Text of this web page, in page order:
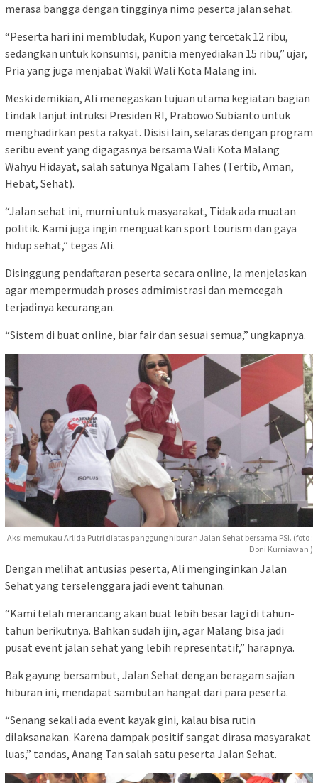
merasa bangga dengan tingginya nimo peserta jalan sehat.
“Peserta hari ini membludak, Kupon yang tercetak 12 ribu,
sedangkan untuk konsumsi, panitia menyediakan 15 ribu,” ujar,
Pria yang juga menjabat Wakil Wali Kota Malang ini.
Meski demikian, Ali menegaskan tujuan utama kegiatan bagian
tindak lanjut intruksi Presiden RI, Prabowo Subianto untuk
menghadirkan pesta rakyat. Disisi lain, selaras dengan program
seribu event yang digagasnya bersama Wali Kota Malang
Wahyu Hidayat, salah satunya Ngalam Tahes (Tertib, Aman,
Hebat, Sehat).
“Jalan sehat ini, murni untuk masyarakat, Tidak ada muatan
politik. Kami juga ingin menguatkan sport tourism dan gaya
hidup sehat,” tegas Ali.
Disinggung pendaftaran peserta secara online, Ia menjelaskan
agar mempermudah proses admimistrasi dan memcegah
terjadinya kecurangan.
“Sistem di buat online, biar fair dan sesuai semua,” ungkapnya.
Aksi memukau Arlida Putri diatas panggung hiburan Jalan Sehat bersama PSI. (foto :
Doni Kurniawan )
Dengan melihat antusias peserta, Ali menginginkan Jalan
Sehat yang terselenggara jadi event tahunan.
“Kami telah merancang akan buat lebih besar lagi di tahun-
tahun berikutnya. Bahkan sudah ijin, agar Malang bisa jadi
pusat event jalan sehat yang lebih representatif,” harapnya.
Bak gayung bersambut, Jalan Sehat dengan beragam sajian
hiburan ini, mendapat sambutan hangat dari para peserta.
“Senang sekali ada event kayak gini, kalau bisa rutin
dilaksanakan. Karena dampak positif sangat dirasa masyarakat
luas,” tandas, Anang Tan salah satu peserta Jalan Sehat.